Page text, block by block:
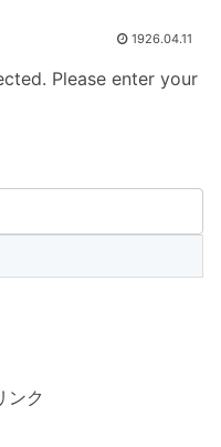
1926.04.11
Please enter your
ンク